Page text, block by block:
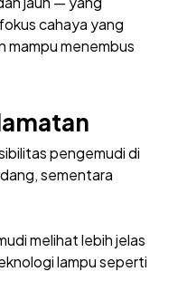
cahaya yang
mampu menembus
pengemudi di
sementara
melihat lebih jelas
lampu seperti